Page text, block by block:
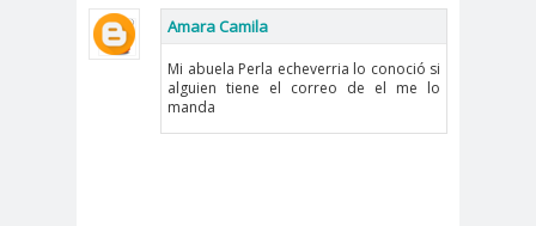
asociacion
es
ataque
megavisión
Aymar
a
Aysén
Amara Camila
Mi abuela Perla echeverria lo conoció si
alguien tiene el correo de el me lo
manda